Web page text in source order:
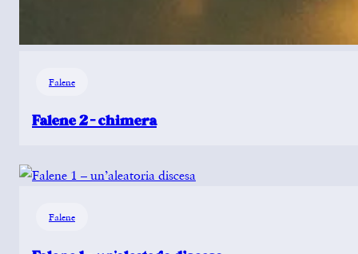
Falene
Falene 2 – chimera
Falene